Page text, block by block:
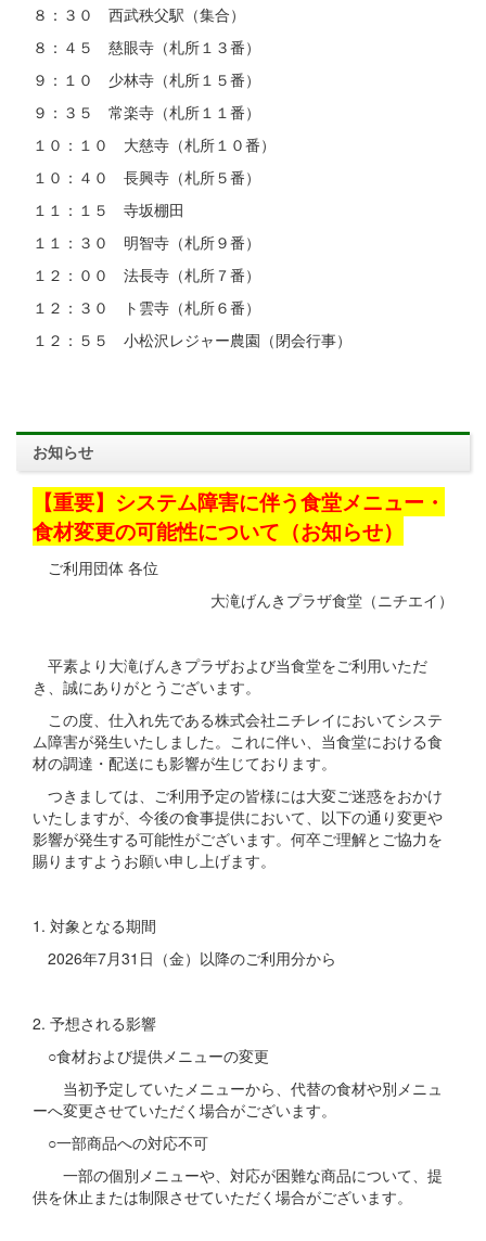
８：３０ 西武秩父駅（集合）
８：４５ 慈眼寺（札所１３番）
９：１０ 少林寺（札所１５番）
９：３５ 常楽寺（札所１１番）
１０：１０ 大慈寺（札所１０番）
１０：４０ 長興寺（札所５番）
１１：１５ 寺坂棚田
１１：３０ 明智寺（札所９番）
１２：００ 法長寺（札所７番）
１２：３０ ト雲寺（札所６番）
１２：５５ 小松沢レジャー農園（閉会行事）
お知らせ
【重要】システム障害に伴う食堂メニュー・
食材変更の可能性について（お知らせ）
ご利用団体 各位
大滝げんきプラザ食堂（ニチエイ）
平素より大滝げんきプラザおよび当食堂をご利用いただ
き、誠にありがとうございます。
この度、仕入れ先である株式会社ニチレイにおいてシステ
ム障害が発生いたしました。これに伴い、当食堂における食
材の調達・配送にも影響が生じております。
つきましては、ご利用予定の皆様には大変ご迷惑をおかけ
いたしますが、今後の食事提供において、以下の通り変更や
影響が発生する可能性がございます。何卒ご理解とご協力を
賜りますようお願い申し上げます。
1. 対象となる期間
2026年7月31日（金）以降のご利用分から
2. 予想される影響
○食材および提供メニューの変更
当初予定していたメニューから、代替の食材や別メニュ
ーへ変更させていただく場合がございます。
○一部商品への対応不可
一部の個別メニューや、対応が困難な商品について、提
供を休止または制限させていただく場合がございます。